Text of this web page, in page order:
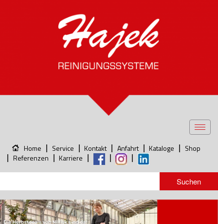
Home Service Kontakt Anfahrt Kataloge
Shop
Referenzen
Karriere